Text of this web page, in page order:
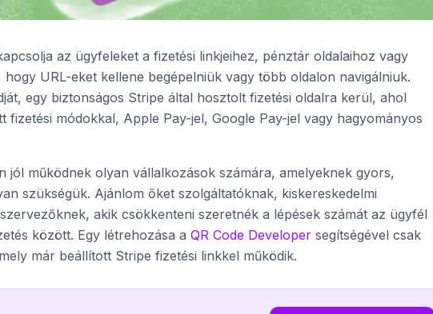
az ügyfeleket a fizetési linkjeihez, pénztár oldalaihoz vagy
URL-eket kellene begépelniük vagy több oldalon navigálniuk.
egy biztonságos Stripe által hosztolt fizetési oldalra kerül, ahol
fizetési módokkal, Apple Pay-jel, Google Pay-jel vagy hagyományos
jól működnek olyan vállalkozások számára, amelyeknek gyors,
szükségük. Ajánlom őket szolgáltatóknak, kiskereskedelmi
akik csökkenteni szeretnék a lépések számát az ügyfél
között. Egy létrehozása a QR Code Developer segítségével csak
már beállított Stripe fizetési linkkel működik.